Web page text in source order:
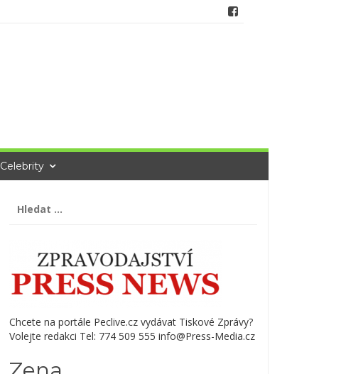
Celebrity
Chcete na portále Peclive.cz vydávat Tiskové Zprávy?
Volejte redakci Tel: 774 509 555 info@Press-Media.cz